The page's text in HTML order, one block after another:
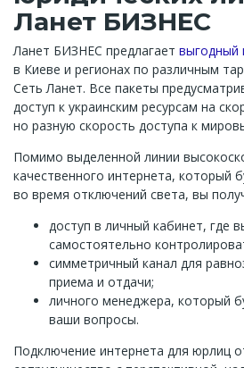
Ланет БИЗНЕС
Ланет БИЗНЕС предлагает выгодный
в Киеве и регионах по различным
Сеть Ланет. Все пакеты
доступ к украинским ресурсам на
но разную скорость доступа к
Помимо выделенной линии
качественного интернета, который
во время отключений света, вы
доступ в личный кабинет, где
самостоятельно
симметричный канал для
приема и отдачи;
личного менеджера, который
ваши вопросы.
Подключение интернета для юрлиц